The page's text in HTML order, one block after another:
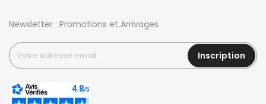
Newsletter : Promotions et Arrivages
Inscription